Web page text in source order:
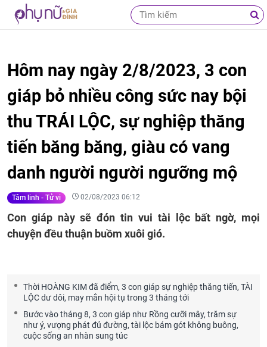
Hôm nay ngày 2/8/2023, 3 con
giáp bỏ nhiều công sức nay bội
thu TRÁI LỘC, sự nghiệp thăng
tiến băng băng, giàu có vang
danh người người ngưỡng mộ
Tâm linh - Tử vi 02/08/2023 06:12
Con giáp này sẽ đón tin vui tài lộc bất ngờ, mọi
chuyện đều thuận buồm xuôi gió.
Thời HOÀNG KIM đã điểm, 3 con giáp sự nghiệp thăng tiến, TÀI
LỘC dư dôi, may mắn hội tụ trong 3 tháng tới
Bước vào tháng 8, 3 con giáp như Rồng cưỡi mây, trăm sự
như ý, vượng phát đủ đường, tài lộc bám gót không buông,
cuộc sống an nhàn sung túc